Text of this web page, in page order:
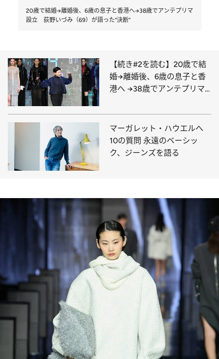
20歳で結婚→離婚後、6歳の息子と香港へ→38歳でアンテプリマ
設立 荻野いづみ（69）が語った“決断”
【続き#2を読む】20歳で結
婚→離婚後、6歳の息子と香
港へ →38歳でアンテプリマ
った“決断”
マーガレット・ハウエルへ
10の質問 永遠のベーシッ
ク、ジーンズを語る